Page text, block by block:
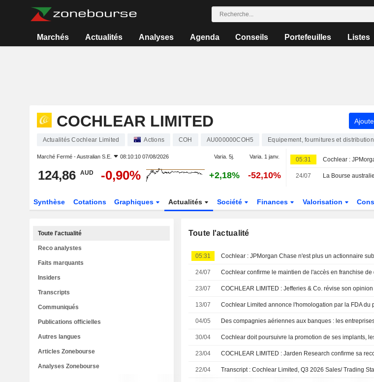
Marchés Actualités Analyses Agenda Conseils Portefeuilles Listes
COCHLEAR LIMITED
Actualités Cochlear Limited Actions COH AU000000COH5 Equipement, fournitures et
Marché Fermé -Australian S.E. 08:10:10 07/08/2026 Varia. 5j. Varia. 1 janv.
124,86 AUD -0,90% +2,18% -52,10%
05:31
24/07
Synthèse Cotations Graphiques Actualités Société Finances Valorisation
Toute l'actualité
05:31 Cochlear : JPMorgan Chase n'est plus un actionnaire
24/07
23/07 COCHLEAR LIMITED : Jefferies & Co. révise son
13/07
04/05
30/04
23/04 COCHLEAR LIMITED : Jarden Research confirme sa
22/04
Toute l'actualité
Reco analystes
Faits marquants
Insiders
Transcripts
Communiqués
Publications officielles
Autres langues
Articles Zonebourse
Analyses Zonebourse